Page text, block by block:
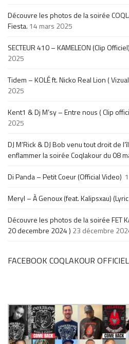
Découvre les photos de la soirée
Fiesta. 14 mars 2025
SECTEUR 410 – KAMELEON (Clip
2025
Tidem – KOLÉ ft. Nicko Real Lion (
2025
Kent1 & Dj M’sy – Entre nous ( Clip
2025
DJ M’Rick & DJ Bob venu tout droit de
enflammer la soirée Coqlakour du 08
Di Panda – Petit Coeur (Official Video)
Meryl – À Genoux (feat. Kalipsxau)
Découvre les photos de la soirée FET
20 decembre 2024 ) 23 décembre
FACEBOOK COQLAKOUR OFFICIEL